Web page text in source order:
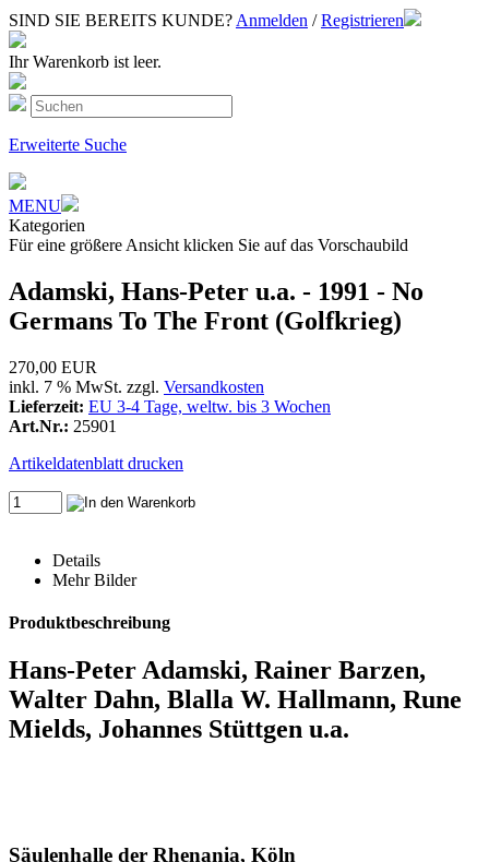
SIND SIE BEREITS KUNDE? Anmelden / Registrieren
Ihr Warenkorb ist leer.
Erweiterte Suche
MENU
Kategorien
Für eine größere Ansicht klicken Sie auf das Vorschaubild
Adamski, Hans-Peter u.a. - 1991 - No
Germans To The Front (Golfkrieg)
270,00 EUR
inkl. 7 % MwSt. zzgl. Versandkosten
Lieferzeit: EU 3-4 Tage, weltw. bis 3 Wochen
Art.Nr.: 25901
Artikeldatenblatt drucken
Details
Mehr Bilder
Produktbeschreibung
Hans-Peter Adamski, Rainer Barzen,
Walter Dahn, Blalla W. Hallmann, Rune
Mields, Johannes Stüttgen u.a.
Säulenhalle der Rhenania, Köln